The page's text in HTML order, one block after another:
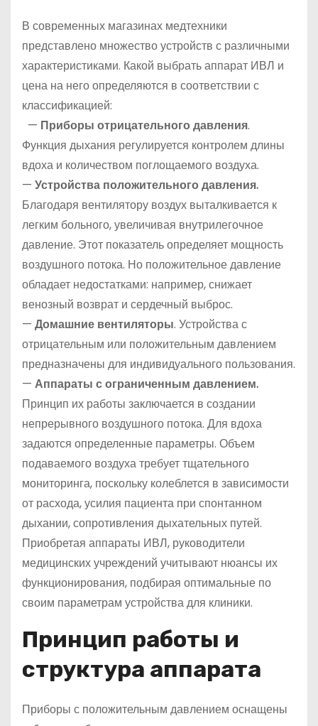
В современных магазинах медтехники
представлено множество устройств с различными
характеристиками. Какой выбрать аппарат ИВЛ и
цена на него определяются в соответствии с
классификацией:
— Приборы отрицательного давления.
Функция дыхания регулируется контролем длины
вдоха и количеством поглощаемого воздуха.
— Устройства положительного давления.
Благодаря вентилятору воздух выталкивается к
легким больного, увеличивая внутрилегочное
давление. Этот показатель определяет мощность
воздушного потока. Но положительное давление
обладает недостатками: например, снижает
венозный возврат и сердечный выброс.
— Домашние вентиляторы. Устройства с
отрицательным или положительным давлением
предназначены для индивидуального пользования.
— Аппараты с ограниченным давлением.
Принцип их работы заключается в создании
непрерывного воздушного потока. Для вдоха
задаются определенные параметры. Объем
подаваемого воздуха требует тщательного
мониторинга, поскольку колеблется в зависимости
от расхода, усилия пациента при спонтанном
дыхании, сопротивления дыхательных путей.
Приобретая аппараты ИВЛ, руководители
медицинских учреждений учитывают нюансы их
функционирования, подбирая оптимальные по
своим параметрам устройства для клиники.
Принцип работы и
структура аппарата
Приборы с положительным давлением оснащены